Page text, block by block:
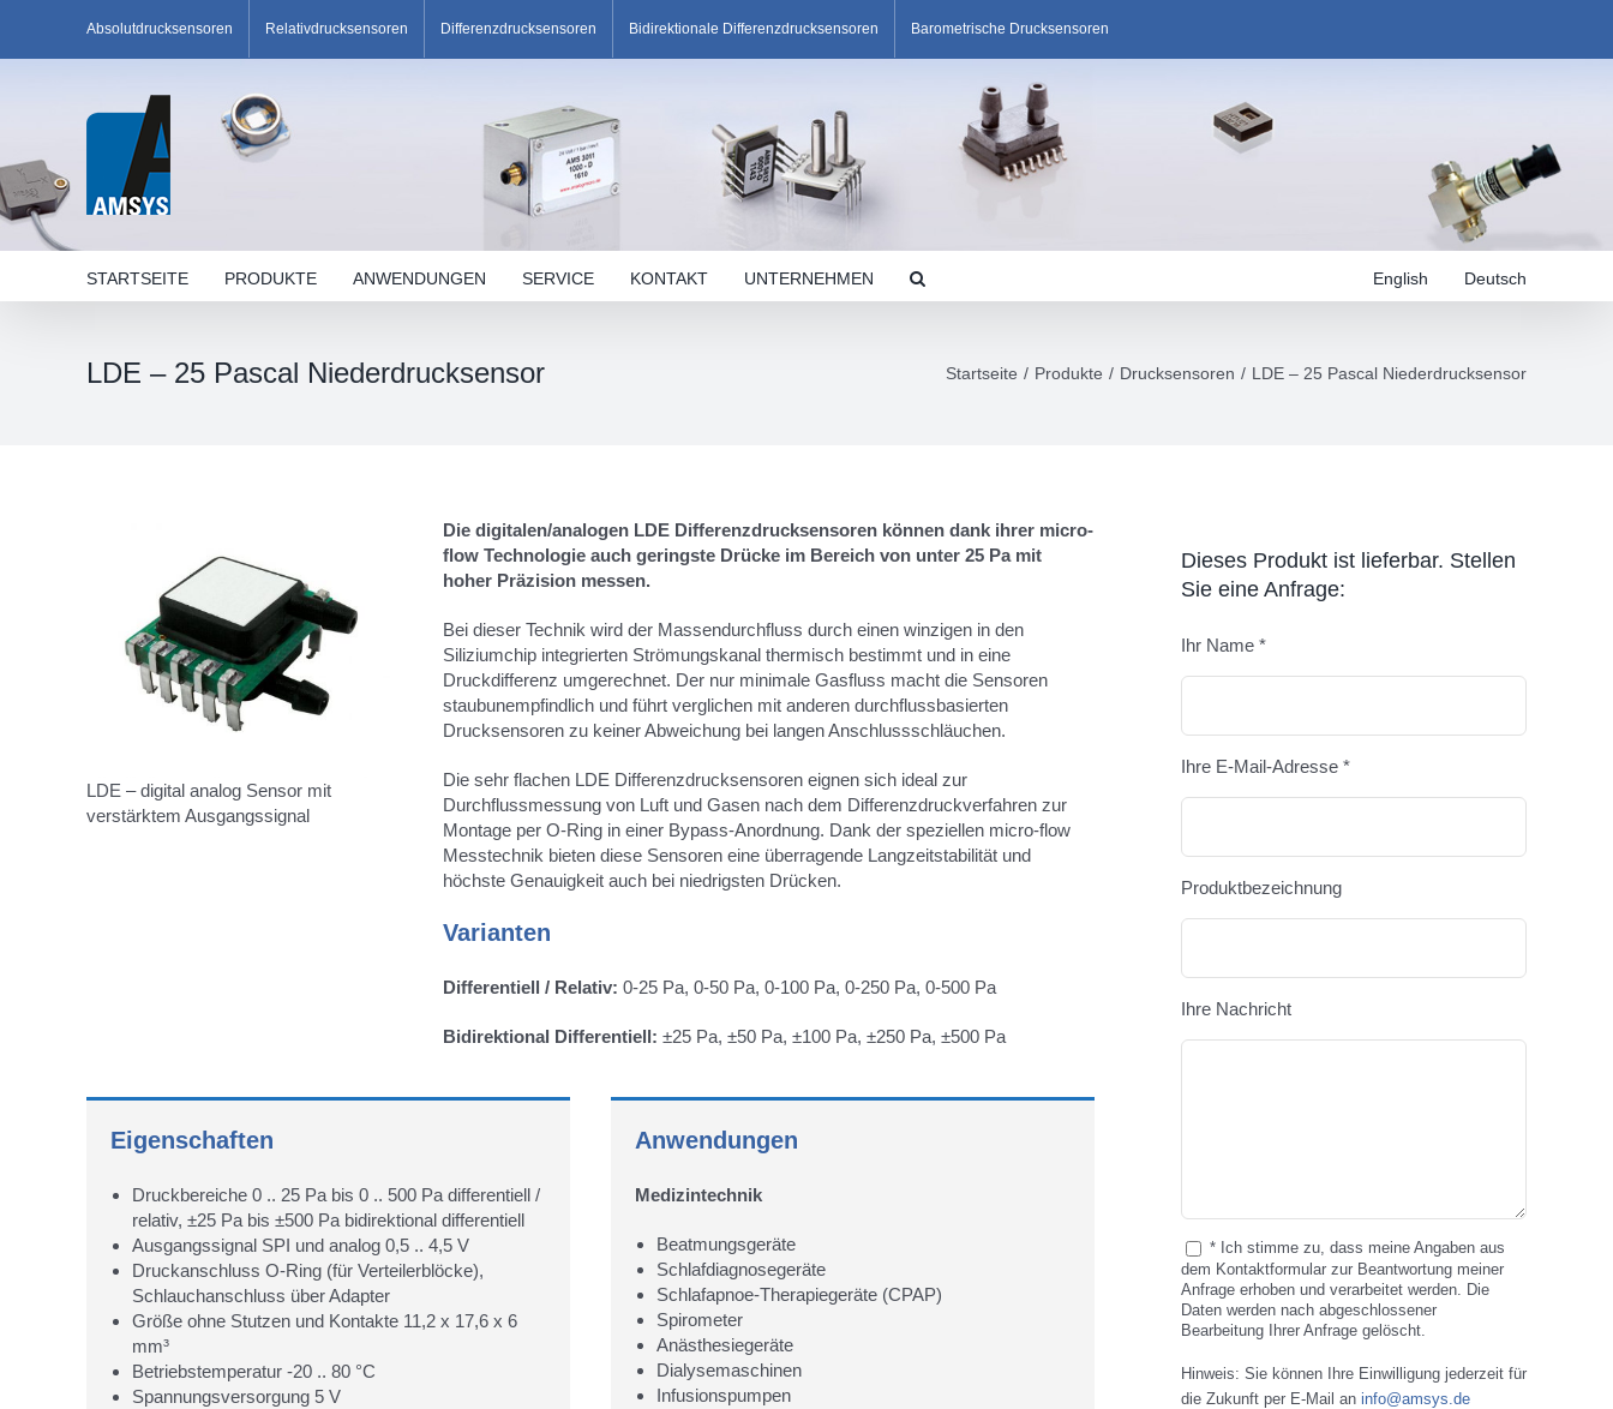
content
Absolutdrucksensoren Relativdrucksensoren Differenzdrucksensoren Bidirektionale Differenzdrucksensoren Barometrische Drucksensoren
STARTSEITE PRODUKTE ANWENDUNGEN SERVICE KONTAKT UNTERNEHMEN Deutsch
English
LDE – 25 Pascal Niederdrucksensor Startseite Produkte Drucksensoren LDE – 25 Pascal Niederdrucksensor
LDE – digital analog Sensor mit
verstärktem Ausgangssignal
Die digitalen/analogen LDE Differenzdrucksensoren können dank ihrer micro-
flow Technologie auch geringste Drücke im Bereich von unter 25 Pa mit
hoher Präzision messen.
Bei dieser Technik wird der Massendurchfluss durch einen winzigen in den
Siliziumchip integrierten Strömungskanal thermisch bestimmt und in eine
Druckdifferenz umgerechnet. Der nur minimale Gasfluss macht die Sensoren
staubunempfindlich und führt verglichen mit anderen durchflussbasierten
Drucksensoren zu keiner Abweichung bei langen Anschlussschläuchen.
Die sehr flachen LDE Differenzdrucksensoren eignen sich ideal zur
Durchflussmessung von Luft und Gasen nach dem Differenzdruckverfahren zur
Montage per O-Ring in einer Bypass-Anordnung. Dank der speziellen micro-flow
Messtechnik bieten diese Sensoren eine überragende Langzeitstabilität und
höchste Genauigkeit auch bei niedrigsten Drücken.
Varianten
Differentiell / Relativ: 0-25 Pa, 0-50 Pa, 0-100 Pa, 0-250 Pa, 0-500 Pa
Bidirektional Differentiell: ±25 Pa, ±50 Pa, ±100 Pa, ±250 Pa, ±500 Pa
Eigenschaften
Druckbereiche 0 .. 25 Pa bis 0 .. 500 Pa differentiell /
relativ, ±25 Pa bis ±500 Pa bidirektional differentiell
Ausgangssignal SPI und analog 0,5 .. 4,5 V
Druckanschluss O-Ring (für Verteilerblöcke),
Schlauchanschluss über Adapter
Größe ohne Stutzen und Kontakte 11,2 x 17,6 x 6
mm³
Betriebstemperatur -20 .. 80 °C
Spannungsversorgung 5 V
Anwendungen
Medizintechnik
Beatmungsgeräte
Schlafdiagnosegeräte
Schlafapnoe-Therapiegeräte (CPAP)
Spirometer
Anästhesiegeräte
Dialysemaschinen
Infusionspumpen
Dieses Produkt ist lieferbar. Stellen
Sie eine Anfrage:
Ihr Name *
Ihre E-Mail-Adresse *
Produktbezeichnung
Ihre Nachricht
* Ich stimme zu, dass meine Angaben aus
dem Kontaktformular zur Beantwortung meiner
Anfrage erhoben und verarbeitet werden. Die
Daten werden nach abgeschlossener
Bearbeitung Ihrer Anfrage gelöscht.
Hinweis: Sie können Ihre Einwilligung jederzeit für
die Zukunft per E-Mail an info@amsys.de